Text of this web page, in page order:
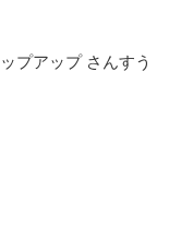
プアップ さんすう